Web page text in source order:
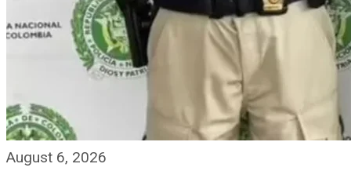
August 6, 2026